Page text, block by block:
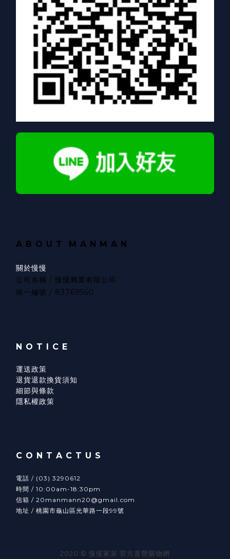
A B O U T M A N M A N
關於慢慢
公司名稱 / 慢慢興業有限公司
統一編號 / 83769560
N O T I C E
運送政策
退貨退款換貨須知
細節與條款
隱私權政策
C O N T A C T U S
電話 / (03) 3290612
時間 / 10:00am-18:30pm
信箱 / 20manmann20@gmail.com
地址 / 桃園市龜山區光華路一段99號
2020 © 慢慢家居 官方直營購物網